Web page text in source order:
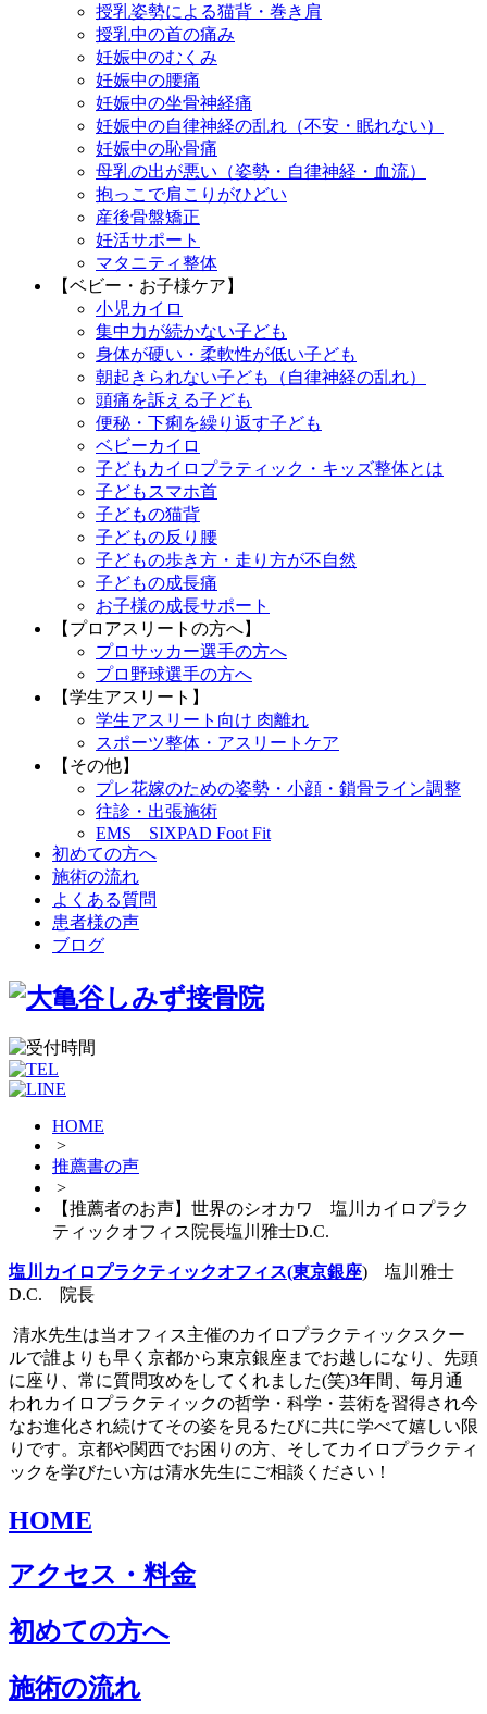
授乳姿勢による猫背・巻き肩
授乳中の首の痛み
妊娠中のむくみ
妊娠中の腰痛
妊娠中の坐骨神経痛
妊娠中の自律神経の乱れ（不安・眠れない）
妊娠中の恥骨痛
母乳の出が悪い（姿勢・自律神経・血流）
抱っこで肩こりがひどい
産後骨盤矯正
妊活サポート
マタニティ整体
【ベビー・お子様ケア】
小児カイロ
集中力が続かない子ども
身体が硬い・柔軟性が低い子ども
朝起きられない子ども（自律神経の乱れ）
頭痛を訴える子ども
便秘・下痢を繰り返す子ども
ベビーカイロ
子どもカイロプラティック・キッズ整体とは
子どもスマホ首
子どもの猫背
子どもの反り腰
子どもの歩き方・走り方が不自然
子どもの成長痛
お子様の成長サポート
【プロアスリートの方へ】
プロサッカー選手の方へ
プロ野球選手の方へ
【学生アスリート】
学生アスリート向け 肉離れ
スポーツ整体・アスリートケア
【その他】
プレ花嫁のための姿勢・小顔・鎖骨ライン調整
往診・出張施術
EMS SIXPAD Foot Fit
初めての方へ
施術の流れ
よくある質問
患者様の声
ブログ
HOME
>
推薦書の声
>
【推薦者のお声】世界のシオカワ 塩川カイロプラク
ティックオフィス院長塩川雅士D.C.
塩川カイロプラクティックオフィス(東京銀座) 塩川雅士
D.C. 院長
清水先生は当オフィス主催のカイロプラクティックスクー
ルで誰よりも早く京都から東京銀座までお越しになり、先頭
に座り、常に質問攻めをしてくれました(笑)3年間、毎月通
われカイロプラクティックの哲学・科学・芸術を習得され今
なお進化され続けてその姿を見るたびに共に学べて嬉しい限
りです。京都や関西でお困りの方、そしてカイロプラクティ
ックを学びたい方は清水先生にご相談ください！
HOME
アクセス・料金
初めての方へ
施術の流れ